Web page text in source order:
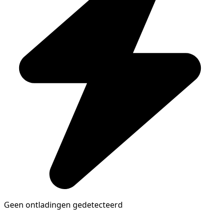
Geen ontladingen gedetecteerd